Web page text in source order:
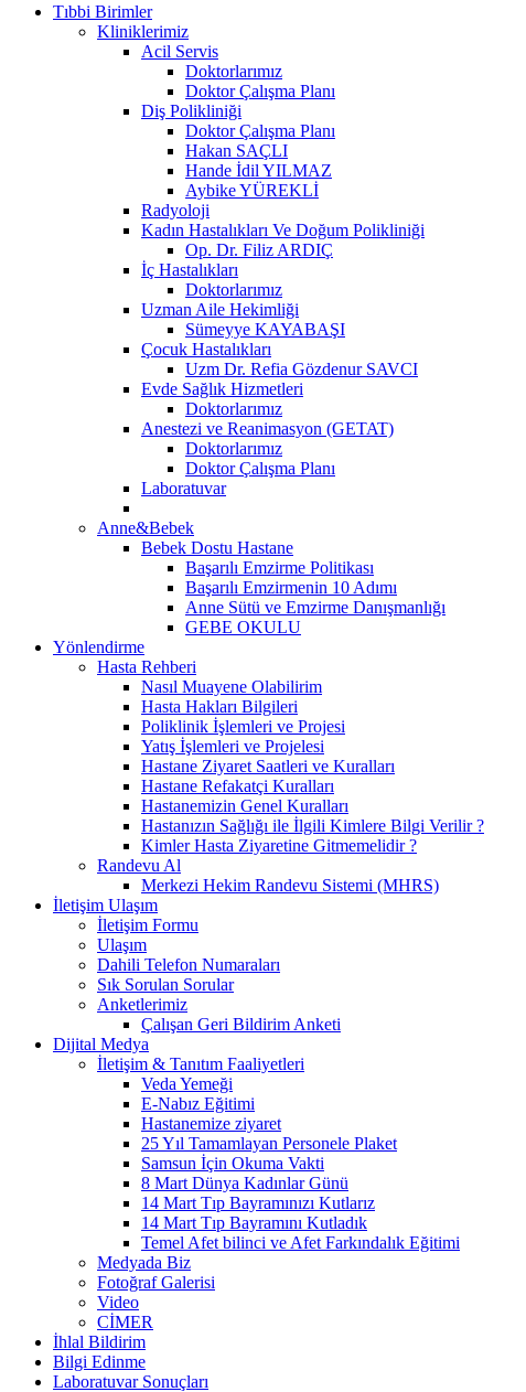
Tıbbi Birimler
Kliniklerimiz
Acil Servis
Doktorlarımız
Doktor Çalışma Planı
Diş Polikliniği
Doktor Çalışma Planı
Hakan SAÇLI
Hande İdil YILMAZ
Aybike YÜREKLİ
Radyoloji
Kadın Hastalıkları Ve Doğum Polikliniği
Op. Dr. Filiz ARDIÇ
İç Hastalıkları
Doktorlarımız
Uzman Aile Hekimliği
Sümeyye KAYABAŞI
Çocuk Hastalıkları
Uzm Dr. Refia Gözdenur SAVCI
Evde Sağlık Hizmetleri
Doktorlarımız
Anestezi ve Reanimasyon (GETAT)
Doktorlarımız
Doktor Çalışma Planı
Laboratuvar
Anne&Bebek
Bebek Dostu Hastane
Başarılı Emzirme Politikası
Başarılı Emzirmenin 10 Adımı
Anne Sütü ve Emzirme Danışmanlığı
GEBE OKULU
Yönlendirme
Hasta Rehberi
Nasıl Muayene Olabilirim
Hasta Hakları Bilgileri
Poliklinik İşlemleri ve Projesi
Yatış İşlemleri ve Projelesi
Hastane Ziyaret Saatleri ve Kuralları
Hastane Refakatçi Kuralları
Hastanemizin Genel Kuralları
Hastanızın Sağlığı ile İlgili Kimlere Bilgi Verilir ?
Kimler Hasta Ziyaretine Gitmemelidir ?
Randevu Al
Merkezi Hekim Randevu Sistemi (MHRS)
İletişim Ulaşım
İletişim Formu
Ulaşım
Dahili Telefon Numaraları
Sık Sorulan Sorular
Anketlerimiz
Çalışan Geri Bildirim Anketi
Dijital Medya
İletişim & Tanıtım Faaliyetleri
Veda Yemeği
E-Nabız Eğitimi
Hastanemize ziyaret
25 Yıl Tamamlayan Personele Plaket
Samsun İçin Okuma Vakti
8 Mart Dünya Kadınlar Günü
14 Mart Tıp Bayramınızı Kutlarız
14 Mart Tıp Bayramını Kutladık
Temel Afet bilinci ve Afet Farkındalık Eğitimi
Medyada Biz
Fotoğraf Galerisi
Video
CİMER
İhlal Bildirim
Bilgi Edinme
Laboratuvar Sonuçları